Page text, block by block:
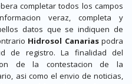
completar todos los campos
veraz, completa y
datos que se indiquen de
Hidrosol Canariaspodra
de registro. La finalidad del
de la contestacion de la
asi como el envio de noticias,